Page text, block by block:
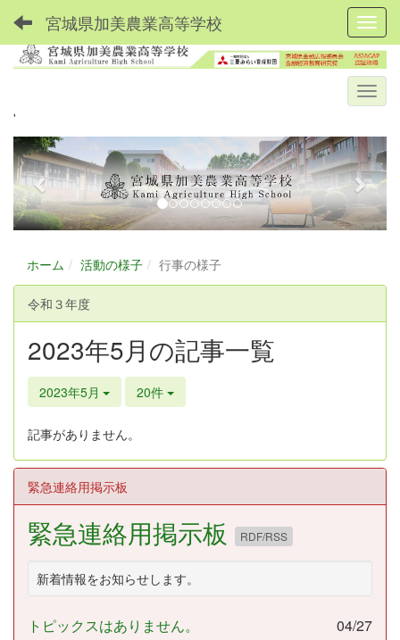
宮城県加美農業高等学校
'
p
r
e
v
o
u
s
n
e
x
t
ホーム 活動の様子 行事の様子
令和３年度
2023年5月の記事一覧
2023年5月 20件
記事がありません。
緊急連絡用掲示板
緊急連絡用掲示板 RDF/RSS
新着情報をお知らせします。
トピックスはありません。 04/27